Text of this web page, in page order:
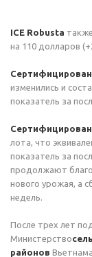
ICE Robusta
на 110 долларов
изменились и
показатель за
лота, что
показатель за
продолжают
нового урожая, а
недель.
После трех лет
Министерство
районов